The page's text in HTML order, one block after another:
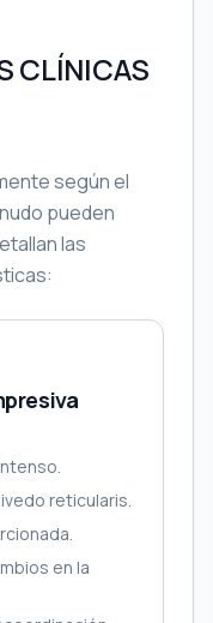
CLÍNICAS
según el
pueden
las
reticularis.
en la